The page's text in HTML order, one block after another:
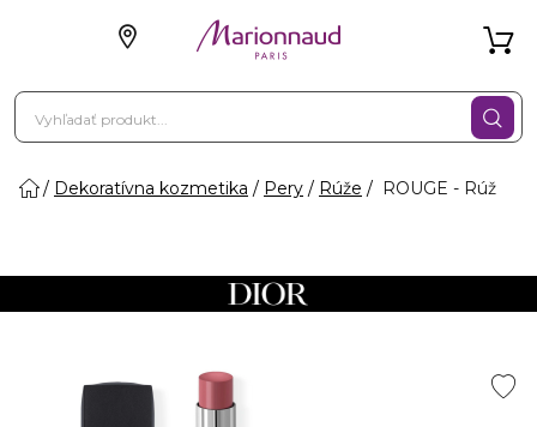
Dekoratívna kozmetika Pery Rúže ROUGE - Rúž